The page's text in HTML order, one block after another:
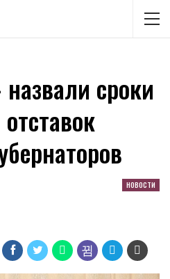
сроки
НОВОСТИ